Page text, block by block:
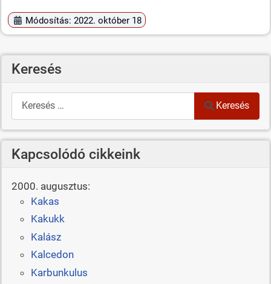
Módosítás: 2022. október 18
Keresés
Keresés
Keresés
Kapcsolódó cikkeink
2000. augusztus:
Kakas
Kakukk
Kalász
Kalcedon
Karbunkulus